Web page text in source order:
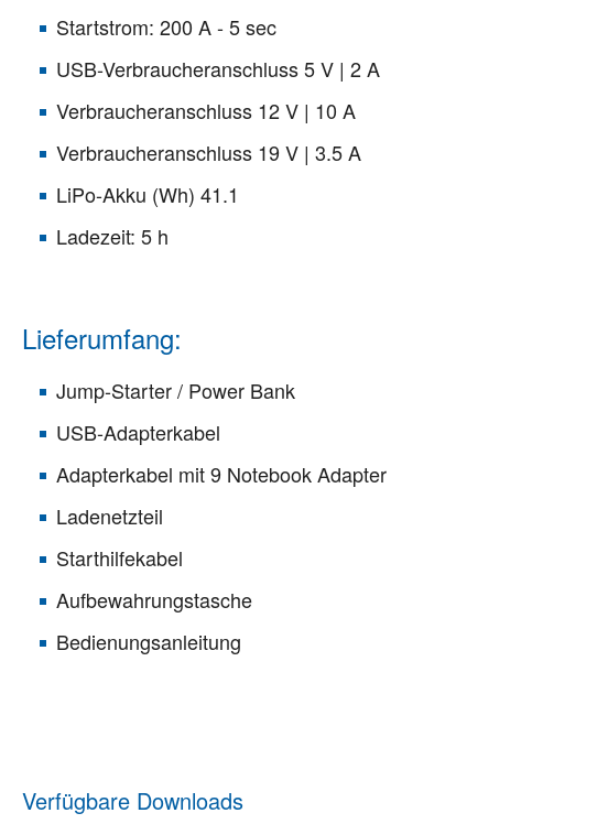
Startstrom: 200 A - 5 sec
USB-Verbraucheranschluss 5 V | 2 A
Verbraucheranschluss 12 V | 10 A
Verbraucheranschluss 19 V | 3.5 A
LiPo-Akku (Wh) 41.1
Ladezeit: 5 h
Lieferumfang:
Jump-Starter / Power Bank
USB-Adapterkabel
Adapterkabel mit 9 Notebook Adapter
Ladenetzteil
Starthilfekabel
Aufbewahrungstasche
Bedienungsanleitung
Verfügbare Downloads